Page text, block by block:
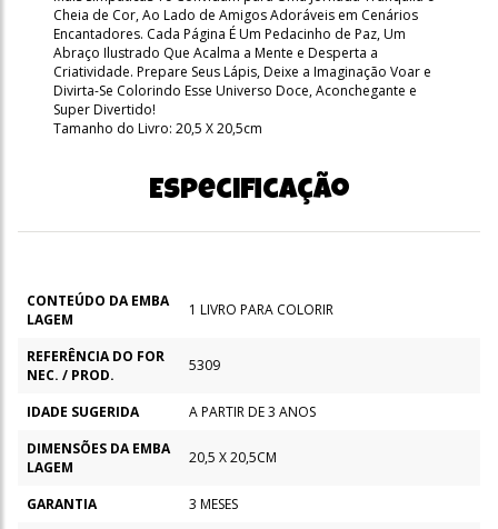
Cheia de Cor, Ao Lado de Amigos Adoráveis em Cenários
Encantadores. Cada Página É Um Pedacinho de Paz, Um
Abraço Ilustrado Que Acalma a Mente e Desperta a
Criatividade. Prepare Seus Lápis, Deixe a Imaginação Voar e
Divirta-Se Colorindo Esse Universo Doce, Aconchegante e
Super Divertido!
Tamanho do Livro: 20,5 X 20,5cm
Especificação
CONTEÚDO DA EMBA
LAGEM
1 LIVRO PARA COLORIR
REFERÊNCIA DO FOR
NEC. / PROD.
5309
IDADE SUGERIDA
A PARTIR DE 3 ANOS
DIMENSÕES DA EMBA
LAGEM
20,5 X 20,5CM
GARANTIA 3 MESES